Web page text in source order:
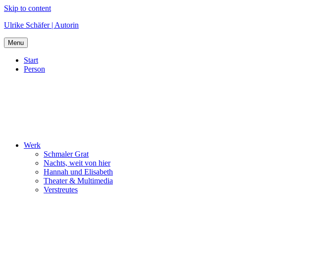
Skip to content
Ulrike Schäfer | Autorin
Menu
Start
Person
Werk
Schmaler Grat
Nachts, weit von hier
Hannah und Elisabeth
Theater & Multimedia
Verstreutes